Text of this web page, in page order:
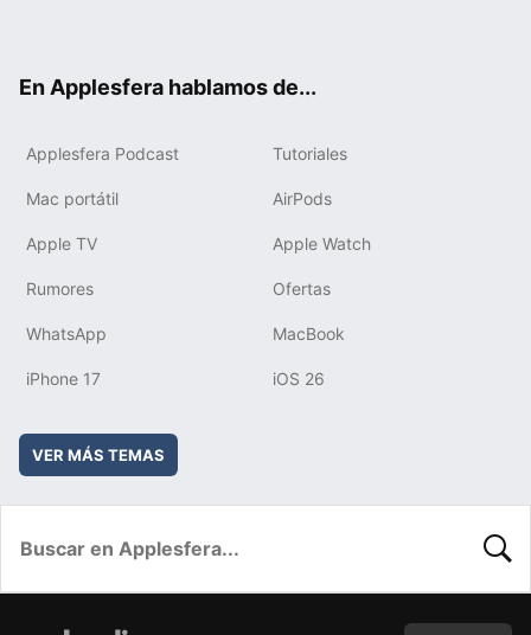
En Applesfera hablamos de...
Applesfera Podcast Tutoriales
Mac portátil AirPods
Apple TV Apple Watch
Rumores Ofertas
WhatsApp MacBook
iPhone 17 iOS 26
VER MÁS TEMAS